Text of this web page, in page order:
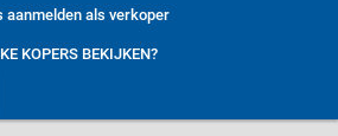
aanmelden als verkoper
KOPERS BEKIJKEN?